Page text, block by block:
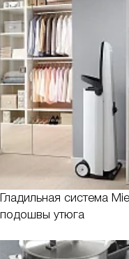
Гладильная система
подошвы утюга